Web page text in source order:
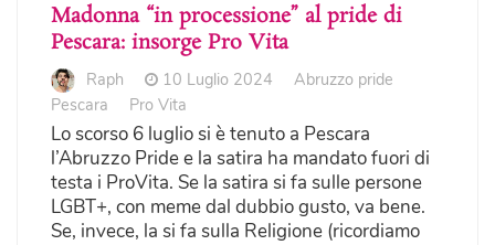
Madonna “in processione” al pride di
Pescara: insorge Pro Vita
Raph 10 Luglio 2024
Abruzzo pride
Pescara
Pro Vita
Lo scorso 6 luglio si è tenuto a Pescara
l’Abruzzo Pride e la satira ha mandato fuori di
testa i ProVita. Se la satira si fa sulle persone
LGBT+, con meme dal dubbio gusto, va bene.
Se, invece, la si fa sulla Religione (ricordiamo